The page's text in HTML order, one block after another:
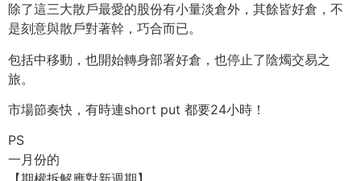
除了這三大散戶最愛的股份有小量淡倉外，其餘皆好倉，不
是刻意與散戶對著幹，巧合而已。
包括中移動，也開始轉身部署好倉，也停止了陰燭交易之
旅。
市場節奏快，有時連short put 都要24小時！
PS
一月份的